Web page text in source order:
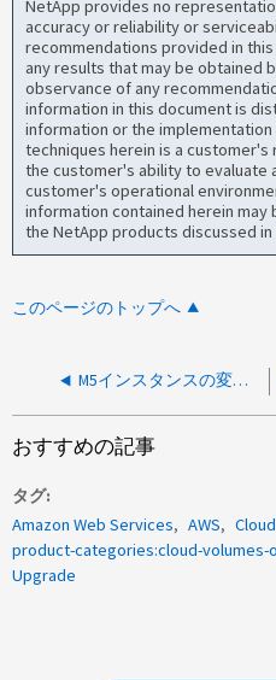
NetApp provides no
accuracy or reliability or
recommendations provided in
any results that may be obtained
observance of any
information in this document is
information or the
techniques herein is a
the customer's ability to evaluate
customer's operational
information contained herein
the NetApp products discussed
このページのトップへ
M5インスタンスの変更後にAWS CVOシングルノードインスタンスが起動しない
おすすめの記事
タグ
Amazon Web Services
AWS
product-categories:cloud-volumes-
Upgrade